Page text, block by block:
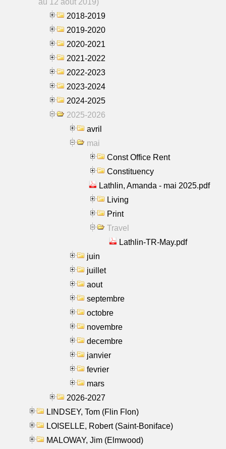
2018-2019
2019-2020
2020-2021
2021-2022
2022-2023
2023-2024
2024-2025
2025-2026
avril
mai
Const Office Rent
Constituency
Lathlin, Amanda - mai 2025.pdf
Living
Print
Travel
Lathlin-TR-May.pdf
juin
juillet
aout
septembre
octobre
novembre
decembre
janvier
fevrier
mars
2026-2027
LINDSEY, Tom (Flin Flon)
LOISELLE, Robert (Saint-Boniface)
MALOWAY, Jim (Elmwood)